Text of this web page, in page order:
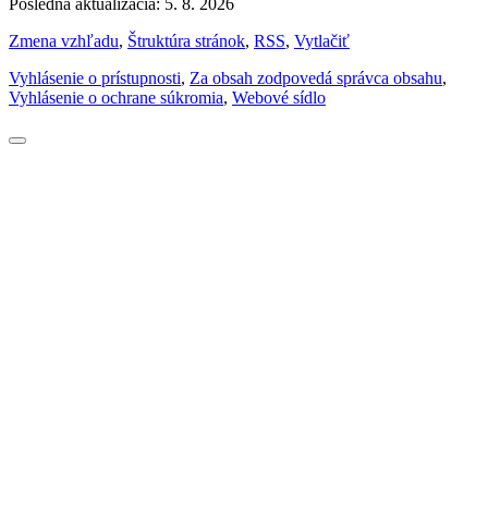
Posledná aktualizácia: 5. 8. 2026
Zmena vzhľadu, Štruktúra stránok, RSS, Vytlačiť
Vyhlásenie o prístupnosti, Za obsah zodpovedá správca obsahu,
Vyhlásenie o ochrane súkromia, Webové sídlo